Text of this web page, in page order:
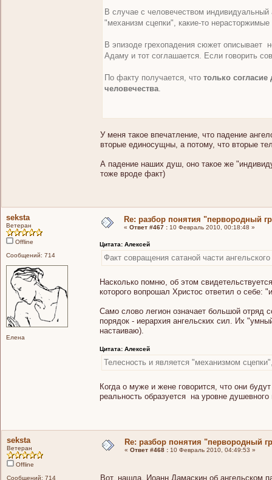
В случае с человечеством индивидуальный
"механизм сцепки", какие-то
В эпизоде грехопадения сюжет описывает
Адаму и тот соглашается. Если говорить
По факту получается, что только
человечества
У меня такое впечатление, что падение
вторые единосущны, а потому, что вторые
А падение наших душ, оно такое же
тоже вроде факт)
seksta
Ветеран
Offline
Сообщений: 714
Елена
Re: разбор понятия "первородный
« Ответ #467 : 10 Февраль 2010, 00:18:48 »
Цитата: Алексей
Факт совращения сатаной части
Насколько помню, об этом
которого вопрошал Христос ответил о себе:
Само слово легион означает большой отряд
порядок - иерархия ангельских сил. Их
настаиваю).
Цитата: Алексей
Телесность и является "механизмом
Когда о муже и жене говорится, что они
реальность образуется на уровне
seksta
Ветеран
Offline
Сообщений: 714
Re: разбор понятия "первородный
« Ответ #468 : 10 Февраль 2010, 04:49:53 »
Вот, нашла. Иоанн Дамаскин об ангельском